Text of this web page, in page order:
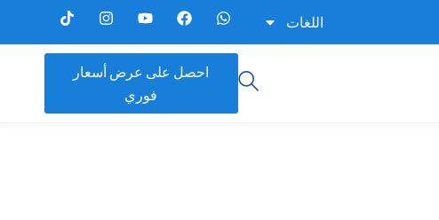
اللغات
احصل على عرض أسعار
فوري